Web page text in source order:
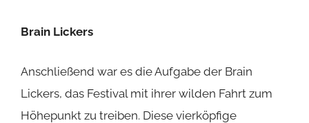
Brain Lickers
Anschließend war es die Aufgabe der Brain
Lickers, das Festival mit ihrer wilden Fahrt zum
Höhepunkt zu treiben. Diese vierköpfige